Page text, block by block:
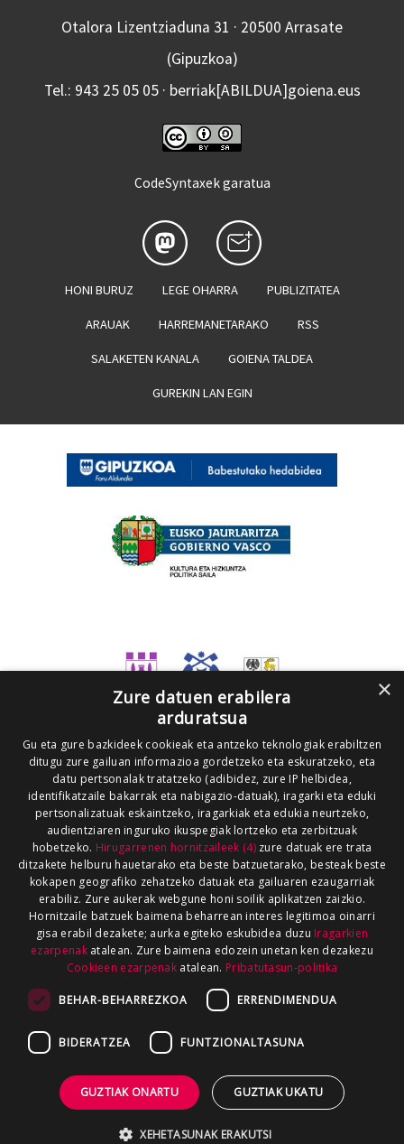
Otalora Lizentziaduna 31 · 20500 Arrasate
(Gipuzkoa)
Tel.: 943 25 05 05 · berriak[ABILDUA]goiena.eus
CodeSyntaxek garatua
HONI BURUZ LEGE OHARRA PUBLIZITATEA
ARAUAK HARREMANETARAKO RSS
SALAKETEN KANALA GOIENA TALDEA
GUREKIN LAN EGIN
×
Zure datuen erabilera
arduratsua
Gu eta gure bazkideek cookieak eta antzeko teknologiak erabiltzen
ditugu zure gailuan informazioa gordetzeko eta eskuratzeko, eta
datu pertsonalak tratatzeko (adibidez, zure IP helbidea,
identifikatzaile bakarrak eta nabigazio-datuak), iragarki eta eduki
pertsonalizatuak eskaintzeko, iragarkiak eta edukia neurtzeko,
audientziaren inguruko ikuspegiak lortzeko eta zerbitzuak
hobetzeko. Hirugarrenen hornitzaileek (4)zure datuak ere trata
ditzakete helburu hauetarako eta beste batzuetarako, besteak beste
kokapen geografiko zehatzeko datuak eta gailuaren ezaugarriak
erabiliz. Zure aukerak webgune honi soilik aplikatzen zaizkio.
Hornitzaile batzuek baimena beharrean interes legitimoa oinarri
gisa erabil dezakete; aurka egiteko eskubidea duzu Iragarkien
ezarpenakatalean. Zure baimena edozein unetan ken dezakezu
Cookieen ezarpenak atalean. Pribatutasun-politika
BEHAR-BEHARREZKOA ERRENDIMENDUA
BIDERATZEA FUNTZIONALTASUNA
GUZTIAK ONARTU GUZTIAK UKATU
XEHETASUNAK ERAKUTSI